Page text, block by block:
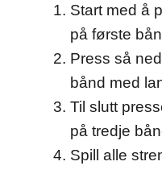
Start med å
på første
Press så
bånd med
Til slutt
på tredje
Spill alle